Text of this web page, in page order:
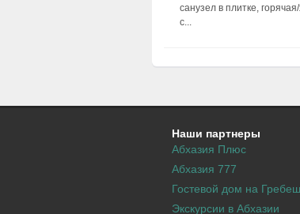
санузел в плитке,
с...
Наши партнеры
Абхазия Плюс
Абхазия 777
Гостевой дом на
Экскурсии в Абхазии